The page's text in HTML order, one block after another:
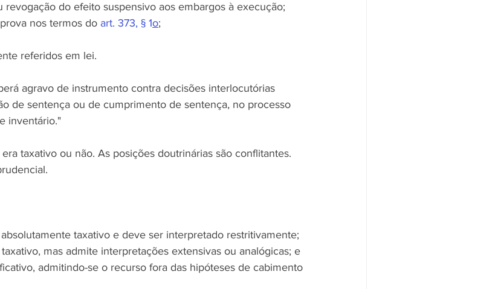
revogação do efeito suspensivo aos embargos à execução;
nos termos do art. 373, § 1o;
referidos em lei.
agravo de instrumento contra decisões interlocutórias
de sentença ou de cumprimento de sentença, no processo
inventário."
taxativo ou não. As posições doutrinárias são conflitantes.
absolutamente taxativo e deve ser interpretado restritivamente;
mas admite interpretações extensivas ou analógicas; e
admitindo-se o recurso fora das hipóteses de cabimento